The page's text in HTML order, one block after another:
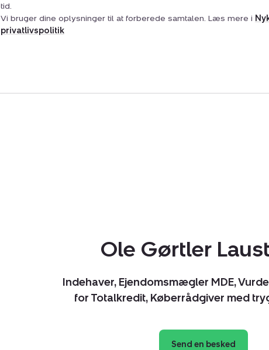
tid.
Vi bruger dine oplysninger til at forberede samtalen. Læs mere i
privatlivspolitik
Ole Gørtler
Indehaver, Ejendomsmægler MDE,
for Totalkredit, Køberrådgiver med
Send en besked